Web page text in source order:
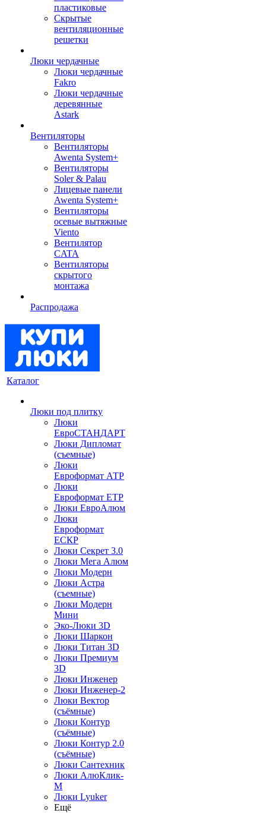
пластиковые
Скрытые
вентиляционные
решетки
Люки чердачные
Люки чердачные
Fakro
Люки чердачные
деревянные
Astark
Вентиляторы
Вентиляторы
Awenta System+
Вентиляторы
Soler & Palau
Лицевые панели
Awenta System+
Вентиляторы
осевые вытяжные
Viento
Вентилятор
CATA
Вентиляторы
скрытого
монтажа
Распродажа
Каталог
Люки под плитку
Люки
ЕвроСТАНДАРТ
Люки Дипломат
(съемные)
Люки
Евроформат АТР
Люки
Евроформат ЕТР
Люки ЕвроАлюм
Люки
Евроформат
ЕСКР
Люки Секрет 3.0
Люки Мега Алюм
Люки Модерн
Люки Астра
(съемные)
Люки Модерн
Мини
Эко-Люки 3D
Люки Шаркон
Люки Титан 3D
Люки Премиум
3D
Люки Инженер
Люки Инженер-2
Люки Вектор
(съёмные)
Люки Контур
(съёмные)
Люки Контур 2.0
(съёмные)
Люки Сантехник
Люки АлюКлик-
М
Люки Lyuker
Ещё